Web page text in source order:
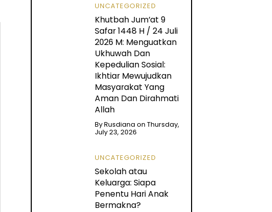
UNCATEGORIZED
Khutbah Jum’at 9
Safar 1448 H / 24 Juli
2026 M: Menguatkan
Ukhuwah Dan
Kepedulian Sosial:
Ikhtiar Mewujudkan
Masyarakat Yang
Aman Dan Dirahmati
Allah
ByRusdiana on Thursday,
July 23, 2026
UNCATEGORIZED
Sekolah atau
Keluarga: Siapa
Penentu Hari Anak
Bermakna?